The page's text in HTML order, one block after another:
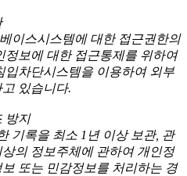
이스시스템에 대한 접근권한의
정보에 대한 접근통제를 위하여
입차단시스템을 이용하여 외부
있습니다.
방지
기록을 최소 1년 이상 보관, 관
의 정보주체에 관하여 개인정
또는 민감정보를 처리하는 경